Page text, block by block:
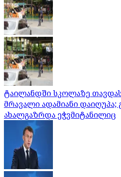
ტაილანდში სკოლაზე
მრავალი ადამიანი
ახალგაზრდა ეჭვმიტანილიც